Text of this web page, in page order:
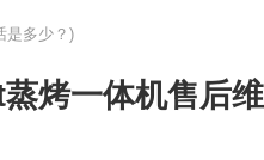
是多少？)
烤一体机售后维